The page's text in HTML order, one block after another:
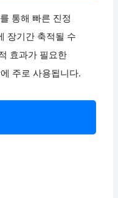
통해 빠른 진정
장기간 축적될 수
효과가 필요한
주로 사용됩니다.